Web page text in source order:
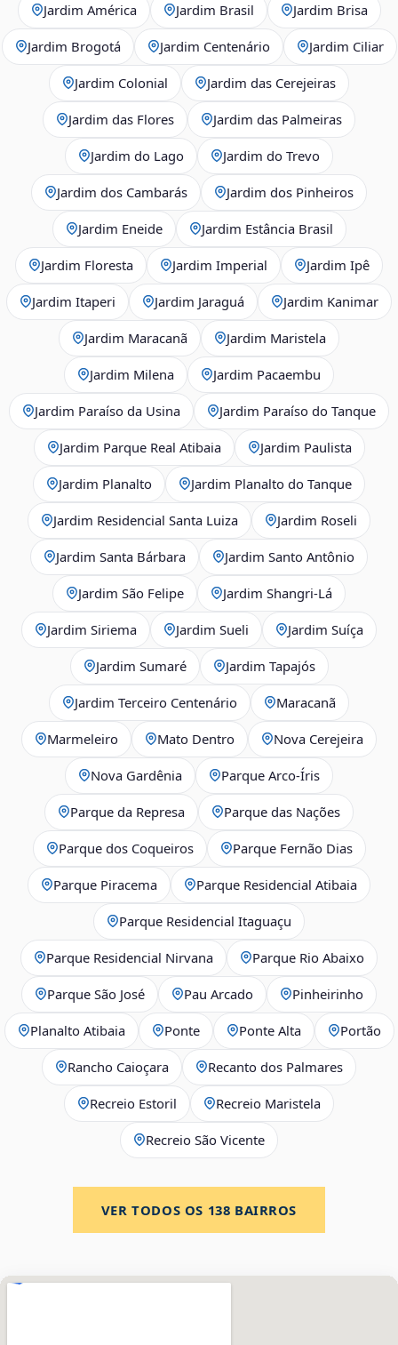
Jardim América Jardim Brasil Jardim Brisa
Jardim Brogotá Jardim Centenário Jardim Ciliar
Jardim Colonial Jardim das Cerejeiras
Jardim das Flores Jardim das Palmeiras
Jardim do Lago Jardim do Trevo
Jardim dos Cambarás Jardim dos Pinheiros
Jardim Eneide Jardim Estância Brasil
Jardim Floresta Jardim Imperial Jardim Ipê
Jardim Itaperi Jardim Jaraguá Jardim Kanimar
Jardim Maracanã Jardim Maristela
Jardim Milena Jardim Pacaembu
Jardim Paraíso da Usina Jardim Paraíso do Tanque
Jardim Parque Real Atibaia Jardim Paulista
Jardim Planalto Jardim Planalto do Tanque
Jardim Residencial Santa Luiza Jardim Roseli
Jardim Santa Bárbara Jardim Santo Antônio
Jardim São Felipe Jardim Shangri-Lá
Jardim Siriema Jardim Sueli Jardim Suíça
Jardim Sumaré Jardim Tapajós
Jardim Terceiro Centenário Maracanã
Marmeleiro Mato Dentro Nova Cerejeira
Nova Gardênia Parque Arco-Íris
Parque da Represa Parque das Nações
Parque dos Coqueiros Parque Fernão Dias
Parque Piracema Parque Residencial Atibaia
Parque Residencial Itaguaçu
Parque Residencial Nirvana Parque Rio Abaixo
Parque São José Pau Arcado Pinheirinho
Planalto Atibaia Ponte Ponte Alta Portão
Rancho Caioçara Recanto dos Palmares
Recreio Estoril Recreio Maristela
Recreio São Vicente
VER TODOS OS 138 BAIRROS